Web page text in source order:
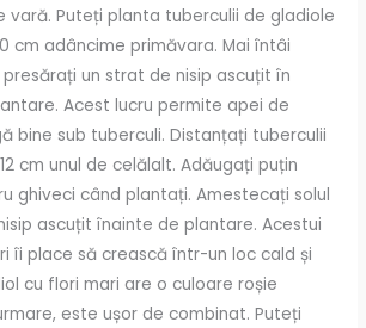
vară. Puteți planta tuberculii de gladiole
cm adâncime primăvara. Mai întâi
presărați un strat de nisip ascuțit în
Acest lucru permite apei de
bine sub tuberculi. Distanțați tuberculii
cm unul de celălalt. Adăugați puțin
ghiveci când plantați. Amestecați solul
ascuțit înainte de plantare. Acestui
îi place să crească într-un loc cald și
cu ​​flori mari are o culoare roșie
este ușor de combinat. Puteți